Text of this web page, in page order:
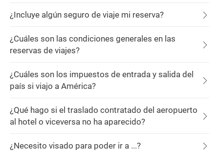
¿Incluye algún seguro de viaje mi reserva?
¿Cuáles son las condiciones generales en las
reservas de viajes?
¿Cuáles son los impuestos de entrada y salida del
país si viajo a América?
¿Qué hago si el traslado contratado del aeropuerto
al hotel o viceversa no ha aparecido?
¿Necesito visado para poder ir a ...?